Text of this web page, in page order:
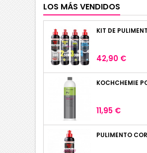
LOS MÁS VENDIDOS
Precio
42,90 €
Precio
11,95 €